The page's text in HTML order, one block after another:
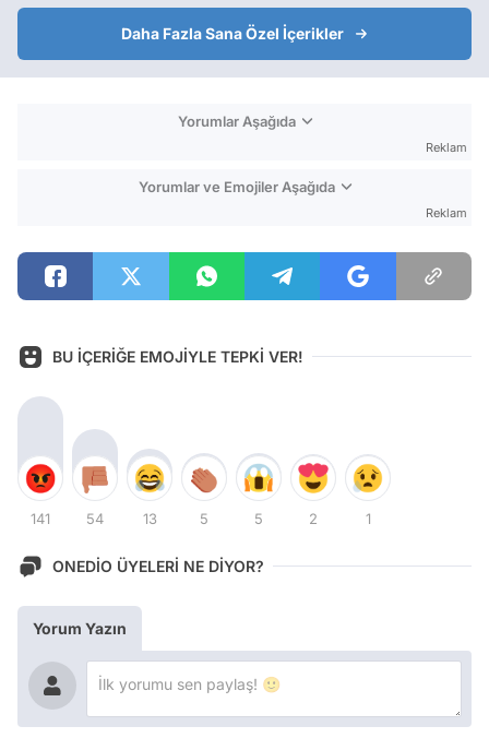
Daha Fazla Sana Özel İçerikler
Yorumlar Aşağıda
Reklam
Yorumlar ve Emojiler Aşağıda
Reklam
BU İÇERİĞE EMOJİYLE TEPKİ VER!
141 54 13 5 5 2 1
ONEDİO ÜYELERİ NE DİYOR?
Yorum Yazın